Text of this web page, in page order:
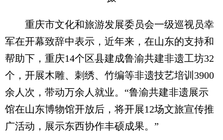
重庆市文化和旅游发展委员会一级巡视员幸
军在开幕致辞中表示，近年来，在山东的支持和
帮助下，重庆14个区县建成鲁渝共建非遗工坊32
个，开展木雕、刺绣、竹编等非遗技艺培训3900
余人次，带动万余人就业。“鲁渝共建非遗展示
馆在山东博物馆开放后，将开展12场文旅宣传推
广活动，展示东西协作丰硕成果。”